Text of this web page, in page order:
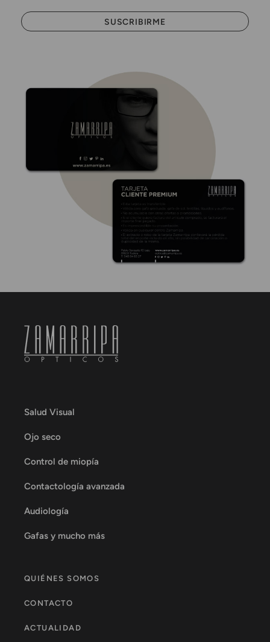
Salud Visual
Ojo seco
Control de miopía
Contactología avanzada
Audiología
Gafas y mucho más
QUIÉNES SOMOS
CONTACTO
ACTUALIDAD